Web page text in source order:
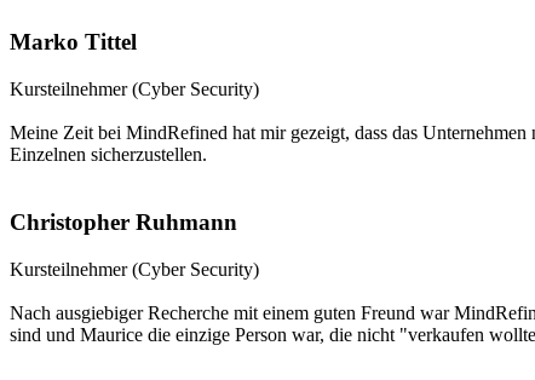
Marko Tittel
Kursteilnehmer (Cyber Security)
Meine Zeit bei MindRefined hat mir gezeigt, dass das
Einzelnen sicherzustellen.
Christopher Ruhmann
Kursteilnehmer (Cyber Security)
Nach ausgiebiger Recherche mit einem guten Freund war
sind und Maurice die einzige Person war, die nicht "verkaufen